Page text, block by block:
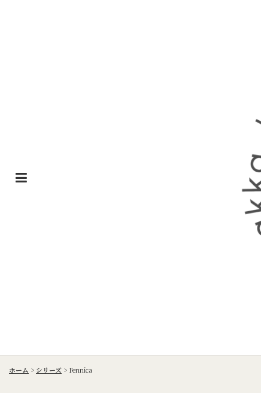
ホーム > シリーズ > Fennica